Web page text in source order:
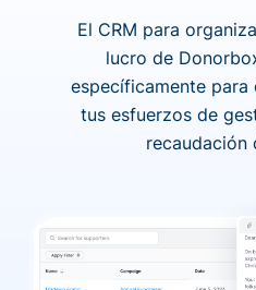
El CRM para
lucro de
específicamente
tus esfuerzos de
recaudación